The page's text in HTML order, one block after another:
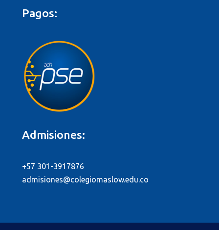
Pagos:
Admisiones:
+57 301-3917876
admisiones@colegiomaslow.edu.co